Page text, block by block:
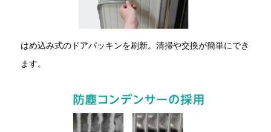
はめ込み式のドアパッキンを刷新。清掃や交換が簡単にでき
ます。